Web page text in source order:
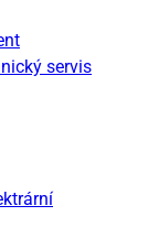
servis